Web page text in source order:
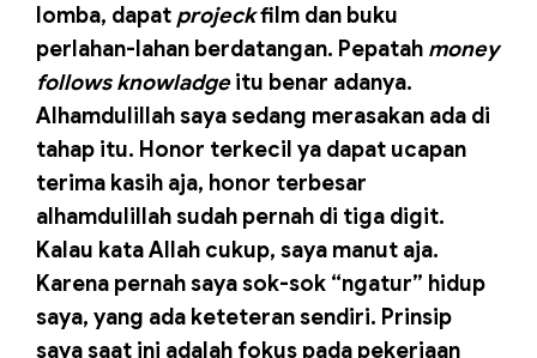
lomba, dapat projeckfilm dan buku
perlahan-lahan berdatangan. Pepatah money
follows knowladgeitu benar adanya.
Alhamdulillah saya sedang merasakan ada di
tahap itu. Honor terkecil ya dapat ucapan
terima kasih aja, honor terbesar
alhamdulillah sudah pernah di tiga digit.
Kalau kata Allah cukup, saya manut aja.
Karena pernah saya sok-sok “ngatur” hidup
saya, yang ada keteteran sendiri. Prinsip
saya saat ini adalah fokus pada pekerjaan